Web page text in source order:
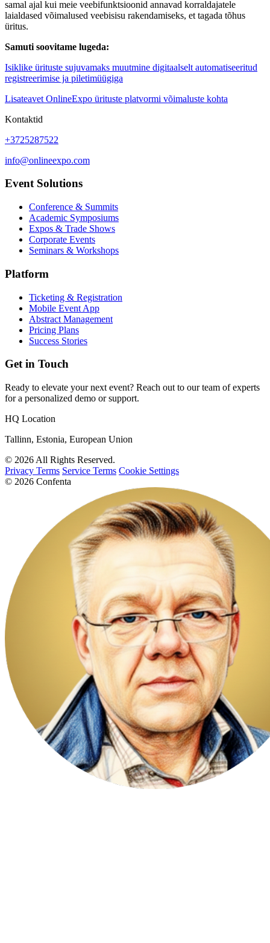
samal ajal kui meie veebifunktsioonid annavad korraldajatele
laialdased võimalused veebisisu rakendamiseks, et tagada tõhus
üritus.
Samuti soovitame lugeda:
Isiklike ürituste sujuvamaks muutmine digitaalselt automatiseeritud
registreerimise ja piletimüügiga
Lisateavet OnlineExpo ürituste platvormi võimaluste kohta
Kontaktid
+3725287522
info@onlineexpo.com
Event Solutions
Conference & Summits
Academic Symposiums
Expos & Trade Shows
Corporate Events
Seminars & Workshops
Platform
Ticketing & Registration
Mobile Event App
Abstract Management
Pricing Plans
Success Stories
Get in Touch
Ready to elevate your next event? Reach out to our team of experts
for a personalized demo or support.
HQ Location
Tallinn, Estonia, European Union
© 2026 All Rights Reserved.
Privacy Terms Service Terms Cookie Settings
© 2026 Confenta